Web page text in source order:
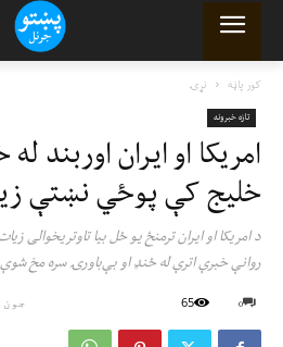
کور پاڼه نړۍ
تازه خبرونه
امريکا او ايران اوربند
خليج کې پوځي نښتې
د امريکا او ايران ترمنځ يو ځل بيا تاوتريخوالی
روانې خبرې اترې له ځنډ او بې‌باورۍ سره مخ
جون 3, 2026 0
65